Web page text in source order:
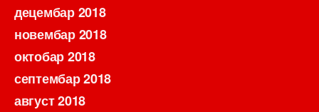
децембар 2018
новембар 2018
октобар 2018
септембар 2018
август 2018